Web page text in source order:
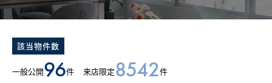
会社案内
該当物件数
一般公開96件 来店限定8542件